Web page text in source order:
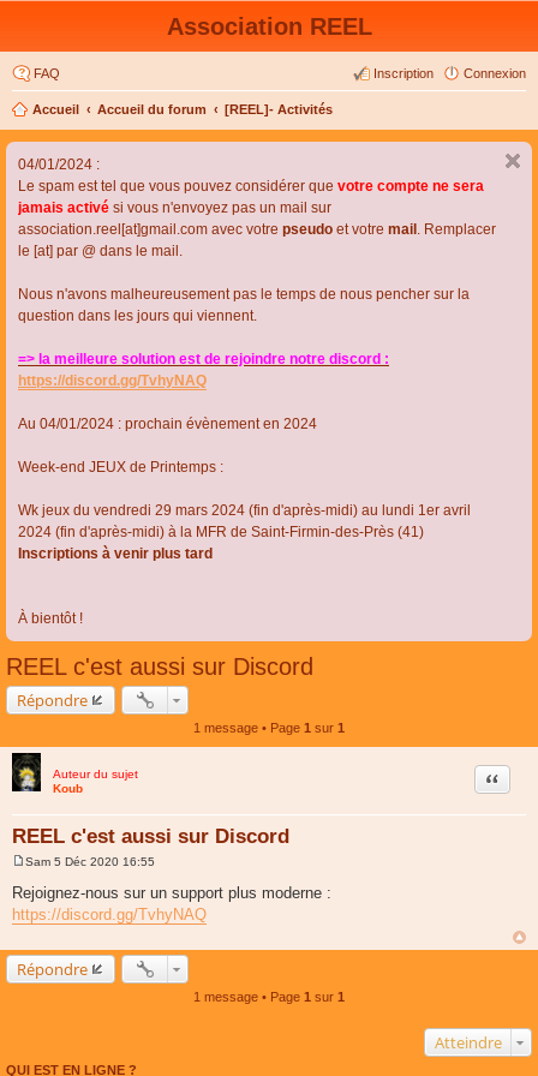
Association REEL
FAQ Connexion
Inscription
Accueil Accueil du forum [REEL]- Activités
04/01/2024 :
Le spam est tel que vous pouvez considérer que votre compte ne sera
jamais activé si vous n'envoyez pas un mail sur
association.reel[at]gmail.com avec votre pseudo et votre mail . Remplacer
le [at] par @ dans le mail.
Nous n'avons malheureusement pas le temps de nous pencher sur la
question dans les jours qui viennent.
=> la meilleure solution est de rejoindre notre discord :
https://discord.gg/TvhyNAQ
Au 04/01/2024 : prochain évènement en 2024
Week-end JEUX de Printemps :
Wk jeux du vendredi 29 mars 2024 (fin d'après-midi) au lundi 1er avril
2024 (fin d'après-midi) à la MFR de Saint-Firmin-des-Près (41)
Inscriptions à venir plus tard
À bientôt !
REEL c'est aussi sur Discord
Répondre
1 message • Page 1 sur 1
Auteur du sujet
Koub
REEL c'est aussi sur Discord
Citer
e
s
s
e
Sam 5 Déc 2020 16:55
Rejoignez-nous sur un support plus moderne :
https://discord.gg/TvhyNAQ
Répondre
1 message • Page 1 sur 1
Atteindre
QUI EST EN LIGNE ?